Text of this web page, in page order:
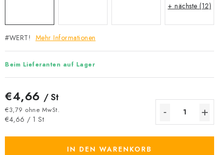
#WERT! Mehr Informationen
Beim Lieferanten auf Lager
€4,66 / St
€3,79 ohne MwSt.
Verkaufspreis:
€4,66 / 1 St
IN DEN WARENKORB
+ nächste (12)